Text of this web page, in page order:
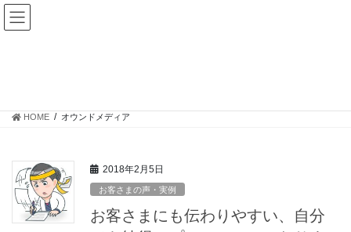
コ
ン
ナ
ビ
HOME オウンドメディア
2018年2月5日
お客さまの声・実例
お客さまにも伝わりやすい、自分